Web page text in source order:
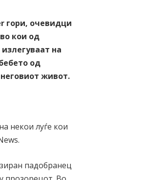
гори, очевидци
кои од
на
од
живот.
некои луѓе кои
падобранец